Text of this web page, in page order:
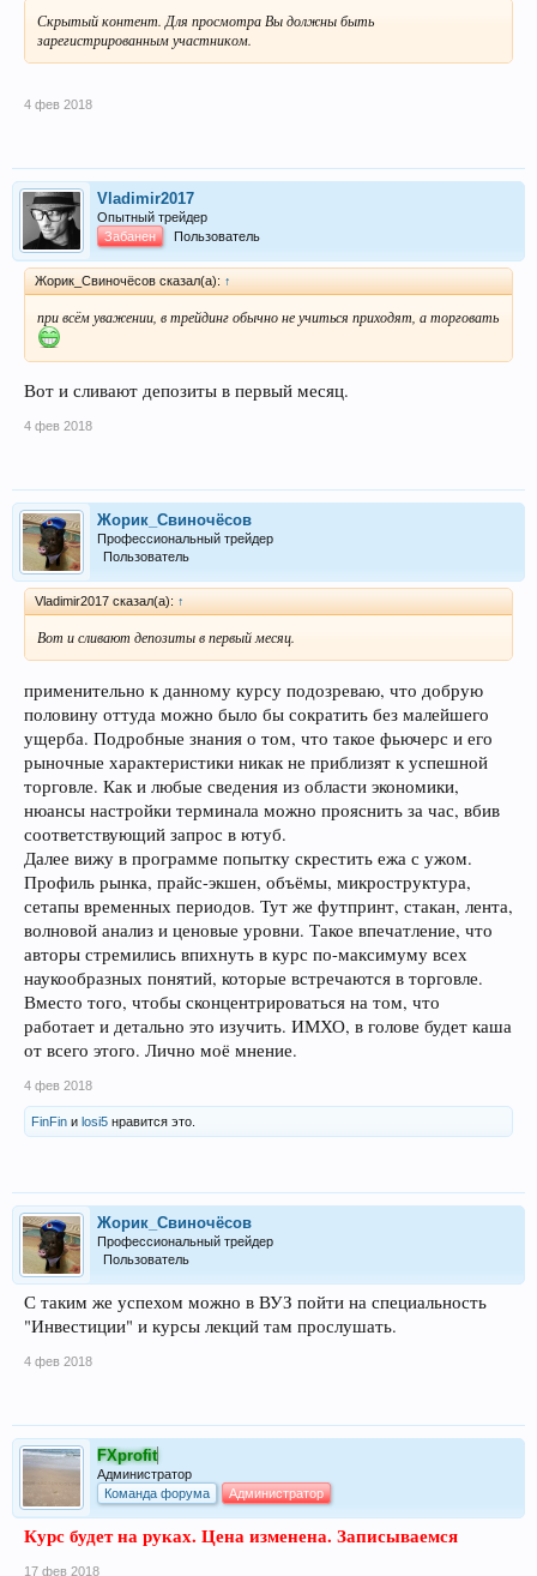
Скрытый контент. Для просмотра Вы должны быть
зарегистрированным участником.
4 фев 2018
Vladimir2017
Опытный трейдер
Забанен
Пользователь
Жорик_Свиночёсов сказал(а): ↑
при всём уважении, в трейдинг обычно не учиться приходят, а торговать
Вот и сливают депозиты в первый месяц.
4 фев 2018
Жорик_Свиночёсов
Профессиональный трейдер
Пользователь
Vladimir2017 сказал(а): ↑
Вот и сливают депозиты в первый месяц.
применительно к данному курсу подозреваю, что добрую
половину оттуда можно было бы сократить без малейшего
ущерба. Подробные знания о том, что такое фьючерс и его
рыночные характеристики никак не приблизят к успешной
торговле. Как и любые сведения из области экономики,
нюансы настройки терминала можно прояснить за час, вбив
соответствующий запрос в ютуб.
Далее вижу в программе попытку скрестить ежа с ужом.
Профиль рынка, прайс-экшен, объёмы, микроструктура,
сетапы временных периодов. Тут же футпринт, стакан, лента,
волновой анализ и ценовые уровни. Такое впечатление, что
авторы стремились впихнуть в курс по-максимуму всех
наукообразных понятий, которые встречаются в торговле.
Вместо того, чтобы сконцентрироваться на том, что
работает и детально это изучить. ИМХО, в голове будет каша
от всего этого. Лично моё мнение.
4 фев 2018
FinFin и losi5 нравится это.
Жорик_Свиночёсов
Профессиональный трейдер
Пользователь
С таким же успехом можно в ВУЗ пойти на специальность
"Инвестиции" и курсы лекций там прослушать.
4 фев 2018
FXprofit
Администратор
Команда форума
Администратор
Курс будет на руках. Цена изменена. Записываемся
17 фев 2018